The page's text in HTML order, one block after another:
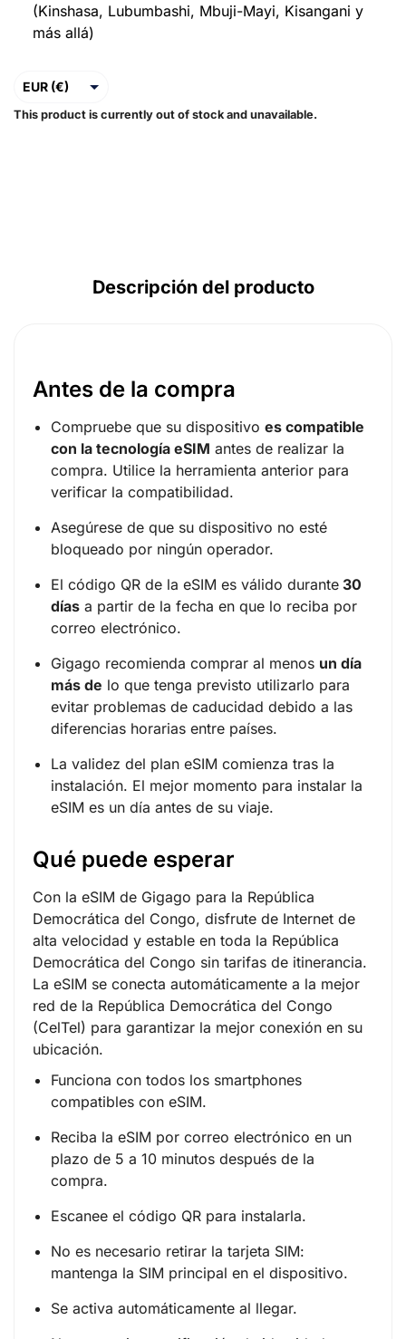
(Kinshasa, Lubumbashi, Mbuji-Mayi, Kisangani y
más allá)
EUR (€)
USD ($)
This product is currently out of stock and unavailable.
Descripción del producto
Antes de la compra
Compruebe que su dispositivo es compatible
con la tecnología eSIM antes de realizar la
compra. Utilice la herramienta anterior para
verificar la compatibilidad.
Asegúrese de que su dispositivo no esté
bloqueado por ningún operador.
El código QR de la eSIM es válido durante 30
días a partir de la fecha en que lo reciba por
correo electrónico.
Gigago recomienda comprar al menos un día
más de lo que tenga previsto utilizarlo para
evitar problemas de caducidad debido a las
diferencias horarias entre países.
La validez del plan eSIM comienza tras la
instalación. El mejor momento para instalar la
eSIM es un día antes de su viaje.
Qué puede esperar
Con la eSIM de Gigago para la República
Democrática del Congo, disfrute de Internet de
alta velocidad y estable en toda la República
Democrática del Congo sin tarifas de itinerancia.
La eSIM se conecta automáticamente a la mejor
red de la República Democrática del Congo
(CelTel) para garantizar la mejor conexión en su
ubicación.
Funciona con todos los smartphones
compatibles con eSIM.
Reciba la eSIM por correo electrónico en un
plazo de 5 a 10 minutos después de la
compra.
Escanee el código QR para instalarla.
No es necesario retirar la tarjeta SIM:
mantenga la SIM principal en el dispositivo.
Se activa automáticamente al llegar.